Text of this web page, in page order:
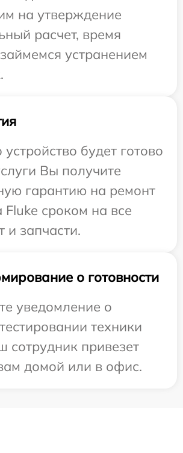
на утверждение
расчет, время
устранением
будет готово
Вы получите
гарантию на ремонт
Fluke сроком на все
и запчасти.
о готовности
уведомление о
техники
сотрудник привезет
домой или в офис.